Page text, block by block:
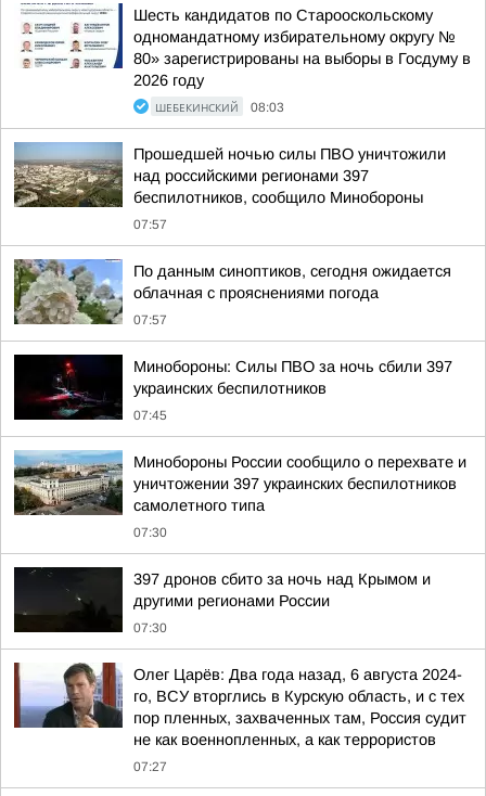
Шесть кандидатов по Старооскольскому
одномандатному избирательному округу №
80» зарегистрированы на выборы в Госдуму в
2026 году
ШЕБЕКИНСКИЙ 08:03
Прошедшей ночью силы ПВО уничтожили
над российскими регионами 397
беспилотников, сообщило Минобороны
07:57
По данным синоптиков, сегодня ожидается
облачная с прояснениями погода
07:57
Минобороны: Силы ПВО за ночь сбили 397
украинских беспилотников
07:45
Минобороны России сообщило о перехвате и
уничтожении 397 украинских беспилотников
самолетного типа
07:30
397 дронов сбито за ночь над Крымом и
другими регионами России
07:30
Олег Царёв: Два года назад, 6 августа 2024-
го, ВСУ вторглись в Курскую область, и с тех
пор пленных, захваченных там, Россия судит
не как военнопленных, а как террористов
07:27